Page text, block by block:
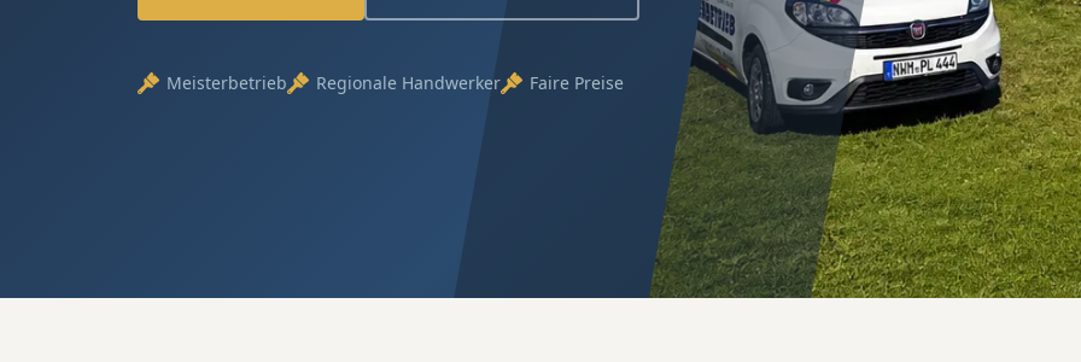
Meisterbetrieb Regionale Handwerker Faire Preise